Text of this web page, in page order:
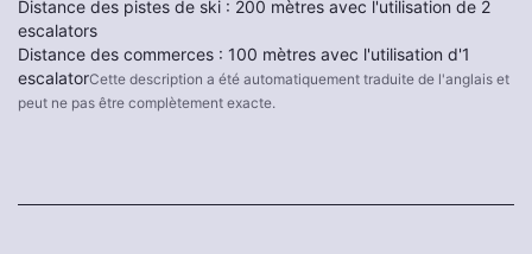
Distance des pistes de ski : 200 mètres avec l'utilisation de 2
escalators
Distance des commerces : 100 mètres avec l'utilisation d'1
escalatorCette description a été automatiquement traduite de l'anglais et
peut ne pas être complètement exacte.